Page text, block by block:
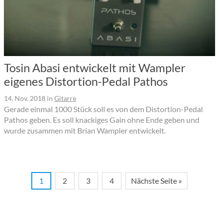
Tosin Abasi entwickelt mit Wampler
eigenes Distortion-Pedal Pathos
14. Nov. 2018 in Gitarre
Gerade einmal 1000 Stück soll es von dem Distortion-Pedal
Pathos geben. Es soll knackiges Gain ohne Ende geben und
wurde zusammen mit Brian Wampler entwickelt.
1 2 3 4 Nächste Seite »